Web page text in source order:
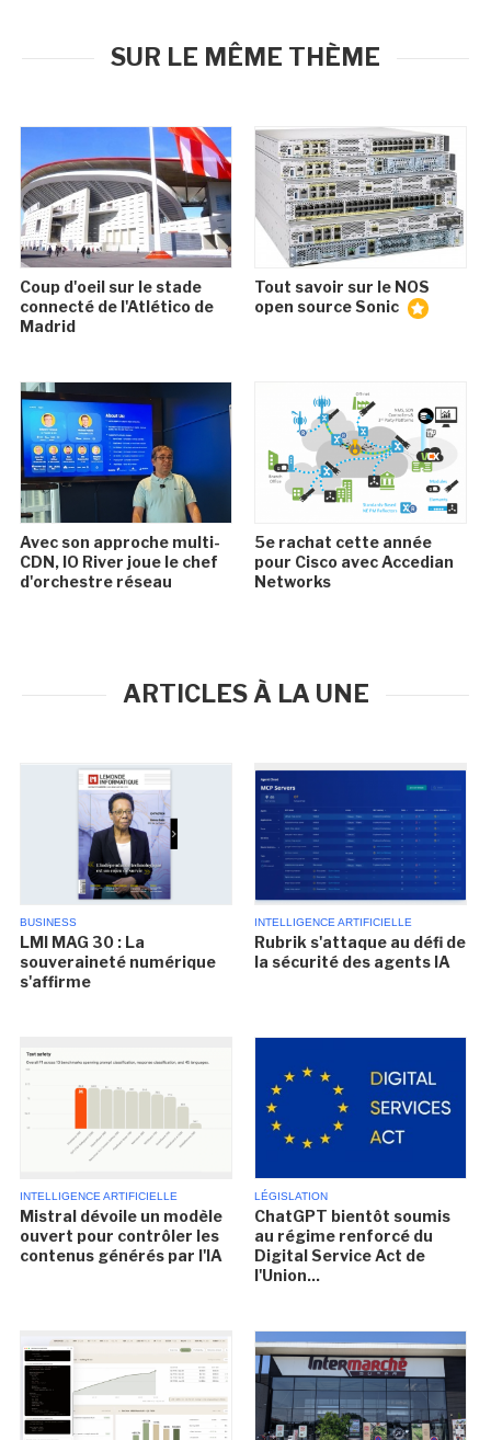
SUR LE MÊME THÈME
Coup d'oeil sur le stade
connecté de l'Atlético de
Madrid
Tout savoir sur le NOS
open source Sonic
Avec son approche multi-
CDN, IO River joue le chef
d'orchestre réseau
5e rachat cette année
pour Cisco avec Accedian
Networks
ARTICLES À LA UNE
BUSINESS
LMI MAG 30 : La
souveraineté numérique
s'affirme
INTELLIGENCE ARTIFICIELLE
Rubrik s'attaque au défi de
la sécurité des agents IA
INTELLIGENCE ARTIFICIELLE
Mistral dévoile un modèle
ouvert pour contrôler les
contenus générés par l'IA
LÉGISLATION
ChatGPT bientôt soumis
au régime renforcé du
Digital Service Act de
l'Union...